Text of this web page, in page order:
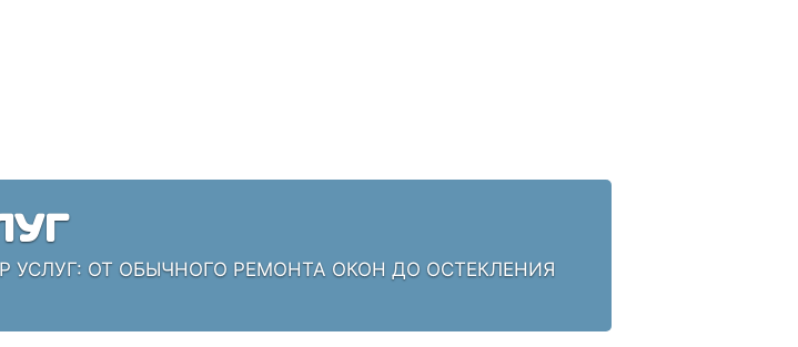
ОТ ОБЫЧНОГО РЕМОНТА ОКОН ДО ОСТЕКЛЕНИЯ